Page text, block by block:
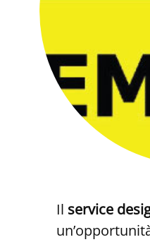
Il service